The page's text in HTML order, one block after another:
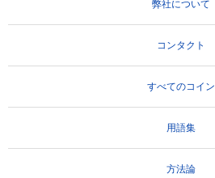
弊社について
コンタクト
すべてのコイン
用語集
方法論